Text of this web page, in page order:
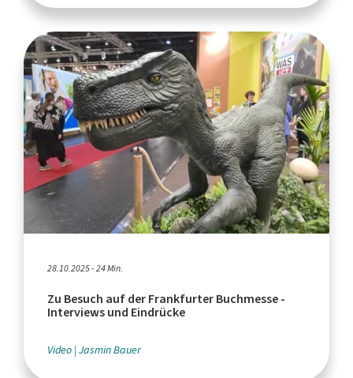
28.10.2025 - 24 Min.
Zu Besuch auf der Frankfurter Buchmesse -
Interviews und Eindrücke
Video Jasmin Bauer